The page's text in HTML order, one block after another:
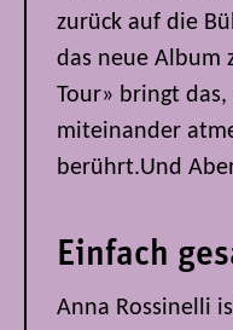
zurück auf die
das neue Album
Tour» bringt
miteinander
berührt.Und
Einfach
Anna Rossinelli